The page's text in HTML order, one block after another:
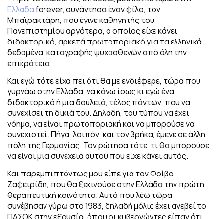
Ελλάδαforever, συνάντησα έναν φίλο, τον
Μπαϊρακτάρη, που έγινε καθηγητής του
Πανεπιστημίου αργότερα, ο οποίος είχε κάνει
διδακτορικό, αρκετά πρωτοποριακό για τα ελληνικά
δεδομένα, καταγραφής ψυχασθενών από όλη την
επικράτεια.
Και εγώ τότε είχα πει ότι θα με ενδιέφερε, τώρα που
γυρνάω στην Ελλάδα, να κάνω ίσως κι εγώ ένα
διδακτορικό ή μια δουλειά, τέλος πάντων, που να
συνεχίσει τη δικιά του. Δηλαδή, του τύπου να έχει
νόημα, να είναι πρωτοποριακή και να μπορούσε να
συνεχιστεί.Πήγα, λοιπόν, και τον βρήκα, έμενε σε άλλη
πόλη της Γερμανίας. Τον ρώτησα τότε, τι θα μπορούσε
να είναι μια συνέχεια αυτού που είχε κάνει αυτός.
Και παρεμπιπτόντως μου είπε για τον Φοίβο
Ζαφειρίδη, που θα ξεκινούσε στην Ελλάδα την πρώτη
θεραπευτική κοινότητα. Αυτά που λέω τώρα
συνέβησαν γύρω στο 1983, δηλαδή μόλις έχει ανεβεί το
ΠΑΣΟΚ στην εξουσία, όπου οι κυβερνώντες είπαν ότι